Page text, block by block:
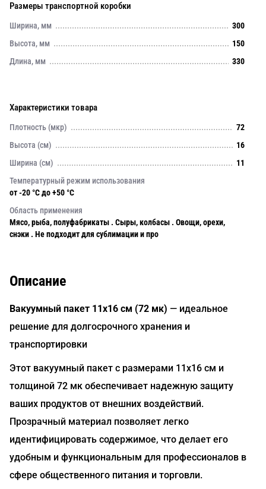
Размеры транспортной коробки
Ширина, мм
300
Высота, мм
150
Длина, мм
330
Характеристики товара
Плотность (мкр)
72
Высота (см)
16
Ширина (см)
11
Температурный режим использования
от -20 °С до +50 °С
Область применения
Мясо, рыба, полуфабрикаты . Сыры, колбасы . Овощи, орехи,
снэки . Не подходит для сублимации и про
Описание
Вакуумный пакет 11x16 см (72 мк) — идеальное
решение для долгосрочного хранения и
транспортировки
Этот вакуумный пакет с размерами 11x16 см и
толщиной 72 мк обеспечивает надежную защиту
ваших продуктов от внешних воздействий.
Прозрачный материал позволяет легко
идентифицировать содержимое, что делает его
удобным и функциональным для профессионалов в
сфере общественного питания и торговли.